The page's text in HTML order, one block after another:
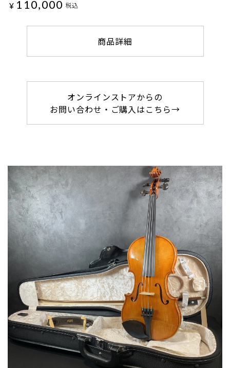
¥ 110,000 税込
商品詳細
オンラインストアからの
お問い合わせ・ご購入はこちら→